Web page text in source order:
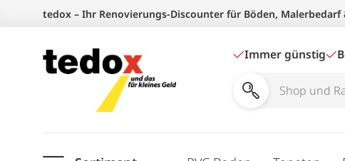
springen
tedox – Ihr Renovierungs-Discounter für Böden, Malerbedarf
Immer günstig
Shop